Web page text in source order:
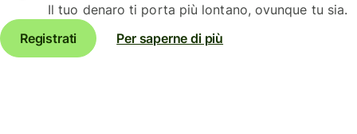
Il tuo denaro ti porta più lontano, ovunque tu sia.
Registrati
Per saperne di più